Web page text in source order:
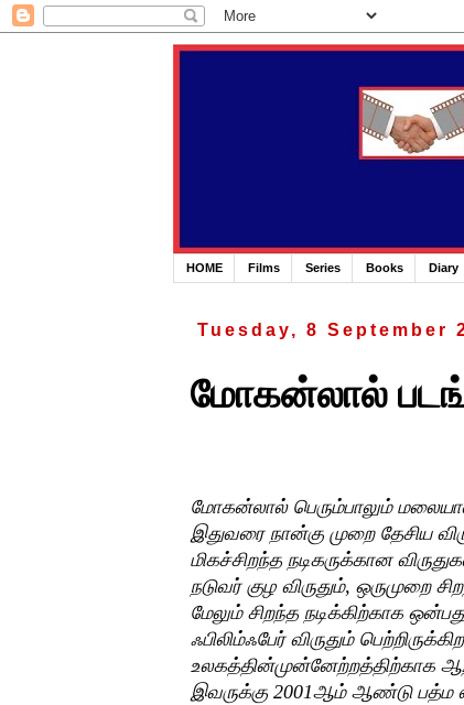
HOME Films Series Books Diary
Tuesday, 8 September
மோகன்லால்
மோகன்லால் பெரும்பாலும்
இதுவரை நான்கு முறை தேசிய
மிகச்சிறந்த நடிகருக்கான
நடுவர் குழ விருதும், ஒருமுறை
மேலும் சிறந்த நடிக்கிற்காக
ஃபிலிம்ஃபேர் விருதும்
உலகத்தின்முன்னேற்றத்திற்காக
இவருக்கு 2001ஆம் ஆண்டு பத்ம